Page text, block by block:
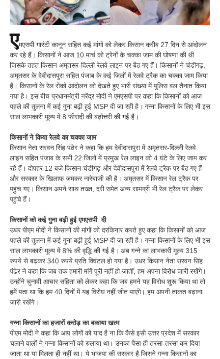
एमएसपी गारंटी कानून सहित कई मांगों को लेकर किसान करीब 27 दिन से आंदोलन
कर रहे हैं। किसानों ने आज 10 मार्च को ट्रेनों के चक्का जाम की घोषणा की थी
जिसके तहत किसान अमृतसर-दिल्ली रेलवे लाइन पर बैठ गए हैं। किसानों ने चंडीगढ़,
अमृतसर के देवीदासपुरा सहित पंजाब के कई जिलों में रेलवे ट्रैक का चक्का जाम किया
है। किसानों के रेल रोको आंदोलन को देखते हुए भारी संख्या में पुलिस बल तैनात किया
गया है। इस बीच प्रधानमंत्री नरेंद्र मोदी ने एमएसपी पर कहा कि किसानों को आज
पहले की तुलना में कई गुना बढ़ी हुई MSP दी जा रही है। गन्ना किसानों के लिए भी इस
साल लाभकारी मूल्य में 8 फीसदी की बढ़ोत्तरी की गई है।
किसानों ने किया रेलवे का चक्का जाम
किसान नेता सरवन सिंह पंढेर ने कहा कि हम देवीदासपुरा में अमृतसर-दिल्ली रेलवे
लाइन सहित पंजाब के सभी 22 जिलों में प्रमुख रेल लाइन को 4 घंटे के लिए जाम कर
रहे हैं। दोपहर 12 बजे किसान चंडीगढ़ और देवीदासपुरा में रेलवे ट्रैक पर बैठ गए हैं
और सरकार के खिलाफ जमकर नारेबाजी की है। अमृतसर में किसान रेल ट्रैक पर
पहुंच गए। किसान अपने साथ तख्त, दरी समेत अन्य सामग्री भी रेल ट्रैक पर लेकर
पहुंचे हैं।
किसानों को कई गुना बढ़ी हुई एमएसपी दी
उधर पीएम मोदी ने किसानों की मांगों को दरकिनार करते हुए कहा कि किसानों को आज
पहले की तुलना में कई गुना बढ़ी हुई MSP दी जा रही है। गन्ना किसानों के लिए भी इस
साल लाभकारी मूल्य में 8% की वृद्धि की गई है। अब गन्ने का लाभकारी मूल्य 315
रुपये से बढ़कर 340 रुपये प्रति क्विंटल हो गया है। उधर किसान नेता सरवन सिंह
पंढेर ने कहा कि जब तक हमारी मांगें पूरी नहीं हो जातीं, हम अपना विरोध जारी रखेंगे।
उन्होंने चुनावी आचार संहिता को लेकर कहा कि जब हमने यह विरोध शुरू किया था तो
हमें पता था कि हम 40 दिनों में यह विरोध नहीं जीत पाएंगे। हम अपनी ताकत बढ़ाना
जारी रखेंगे।
गन्ना किसानों का हजारों करोड़ का बकाया खत्म
पीएम मोदी ने कहा कि आप लोगों को याद है ना कि कैसे इसी उत्तर प्रदेश में सरकार
चलाने वालों ने गन्ना किसानों को रुलाया था। उनका पैसा ही तरसा-तरसा कर दिया
जाता था या मिलता ही नहीं था। ये भाजपा की सरकार है जिसने गन्ना किसानों का